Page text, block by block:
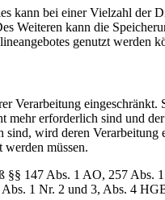
kann bei einer Vielzahl der
Weiteren kann die
genutzt werden
erforderlich sind und
wird deren
müssen.
147 Abs. 1 AO, 257
Abs. 1 Nr. 2 und 3, Abs. 4